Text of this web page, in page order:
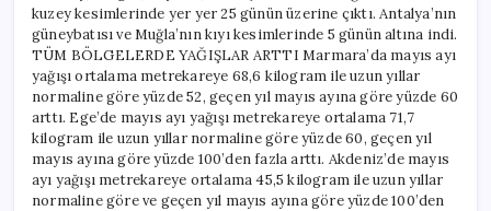
kuzey kesimlerinde yer yer 25 günün üzerine çıktı. Antalya’nın
güneybatısı ve Muğla’nın kıyı kesimlerinde 5 günün altına indi.
TÜM BÖLGELERDE YAĞIŞLAR ARTTI Marmara’da mayıs ayı
yağışı ortalama metrekareye 68,6 kilogram ile uzun yıllar
normaline göre yüzde 52, geçen yıl mayıs ayına göre yüzde 60
arttı. Ege’de mayıs ayı yağışı metrekareye ortalama 71,7
kilogram ile uzun yıllar normaline göre yüzde 60, geçen yıl
mayıs ayına göre yüzde 100’den fazla arttı. Akdeniz’de mayıs
ayı yağışı metrekareye ortalama 45,5 kilogram ile uzun yıllar
normaline göre ve geçen yıl mayıs ayına göre yüzde 100’den